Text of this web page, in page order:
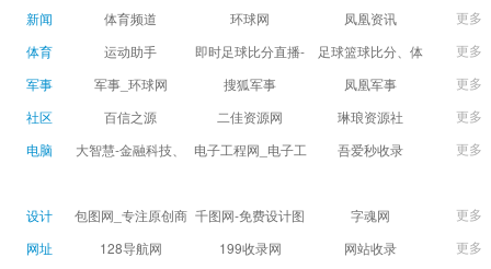
新闻 体育频道 环球网 凤凰资讯
更多
体育
运动助手
即时足球比分直播-
精准赛程赛果及角
足球篮球比分、体
育赛果直播|让足球
更多
军事
军事_环球网 搜狐军事 凤凰军事
更多
社区
百信之源 二佳资源网 琳琅资源社
更多
电脑
大智慧-金融科技、
据,投资理财,港股,期
电子工程网_电子工
吾爱秒收录
收录
更多
设计
包图网_专注原创商
用设计图片下载，
千图网-免费设计图
片素材网站-正版商
字魂网
更多
网址
128导航网 199收录网 网站收录
更多